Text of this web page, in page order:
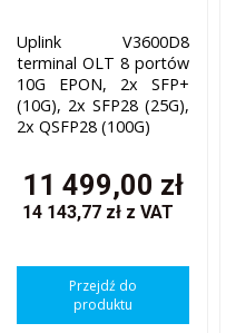
Uplink V3600D8
terminal OLT 8 portów
10G EPON, 2x SFP+
(10G), 2x SFP28 (25G),
2x QSFP28 (100G)
11 499,00 zł
14 143,77 zł z VAT
Przejdź do
produktu